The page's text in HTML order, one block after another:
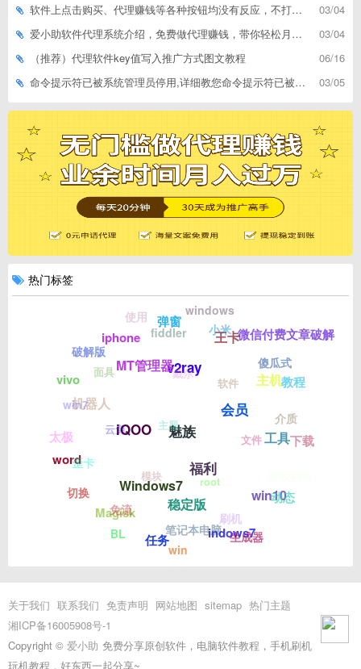
03/04
软件上点击购买、代理赚钱等各种按钮均没有反应，不打开相应网址怎么解决
03/04
爱小助软件代理系统介绍，免费做代理赚钱，带你轻松月收入过万
06/16
（推荐）代理软件key值写入推广方式图文教程
03/05
命令提示符已被系统管理员停用,详细教您命令提示符已被系统管理员停用怎么办
热门标签
魅族
iQOO
Windows7
稳定版
福利
会员
v2ray
MT管理器
机器人
word
Magisk
任务
indows7
win10
工具
主机
王卡
弹窗
iphone
vivo
太极
切换
BL
win
生成器
动态
下载
教程
微信付费文章破解
windows
使用
破解版
win7
歪卡
免流
笔记本电脑
刷机
介质
傻瓜式
小米
fiddler
面具
云免
模块 root
文件
软件
戴尔
主题
关于我们 联系我们 免责声明 网站地图 sitemap 热门主题
湘ICP备16005908号-1
Copyright © 爱小助 免费分享原创软件，电脑软件教程，手机刷机
玩机教程，好东西一起分享~